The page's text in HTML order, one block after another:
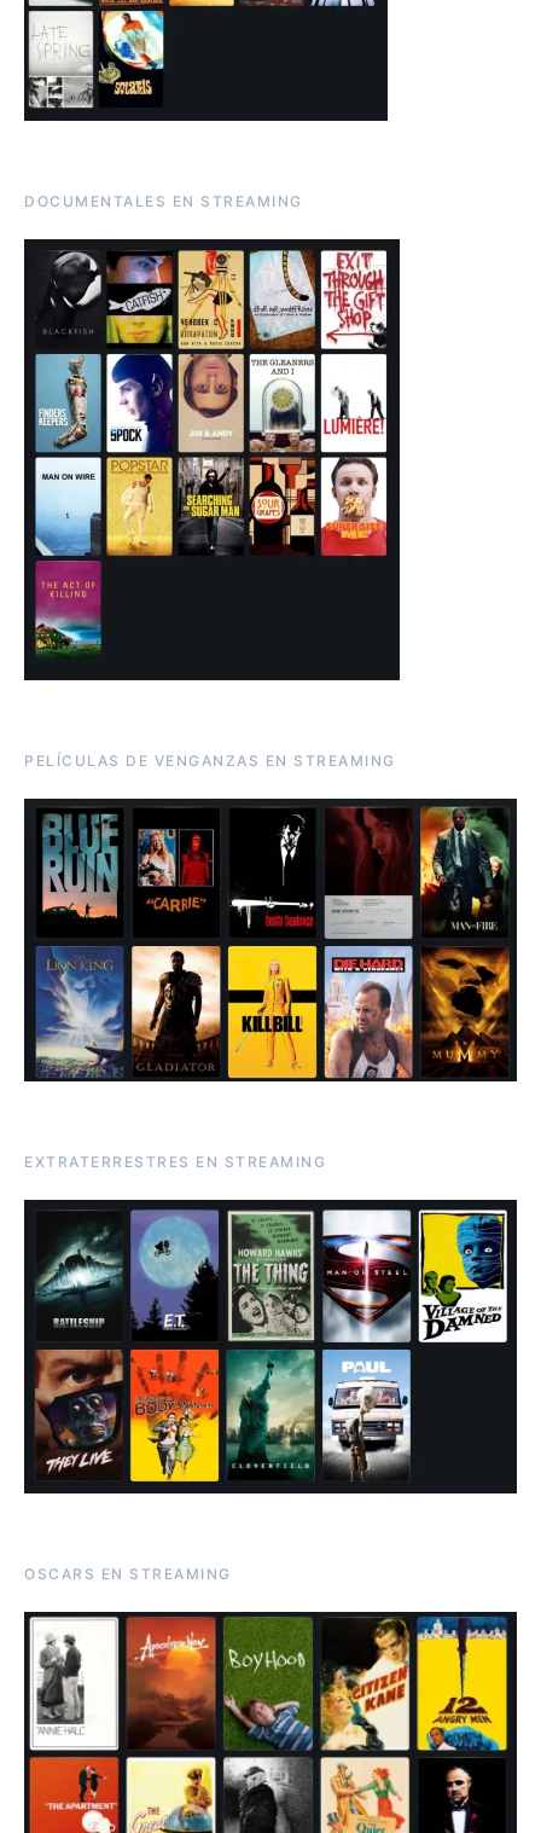
DOCUMENTALES EN STREAMING
PELÍCULAS DE VENGANZAS EN STREAMING
EXTRATERRESTRES EN STREAMING
OSCARS EN STREAMING